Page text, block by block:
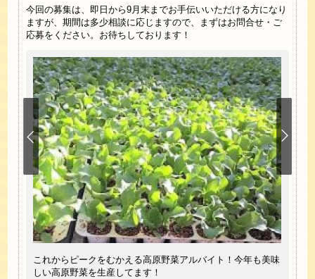
今回の募集は、即日から9月末までお手伝いいただける方になり
ますが、期間は多少相談に応じますので、まずはお問合せ・ご
応募をください。お待ちしております！
ご
これからピークをむかえる高原野菜アルバイト！今年も美味
しい高原野菜を生産してます！
高
ど